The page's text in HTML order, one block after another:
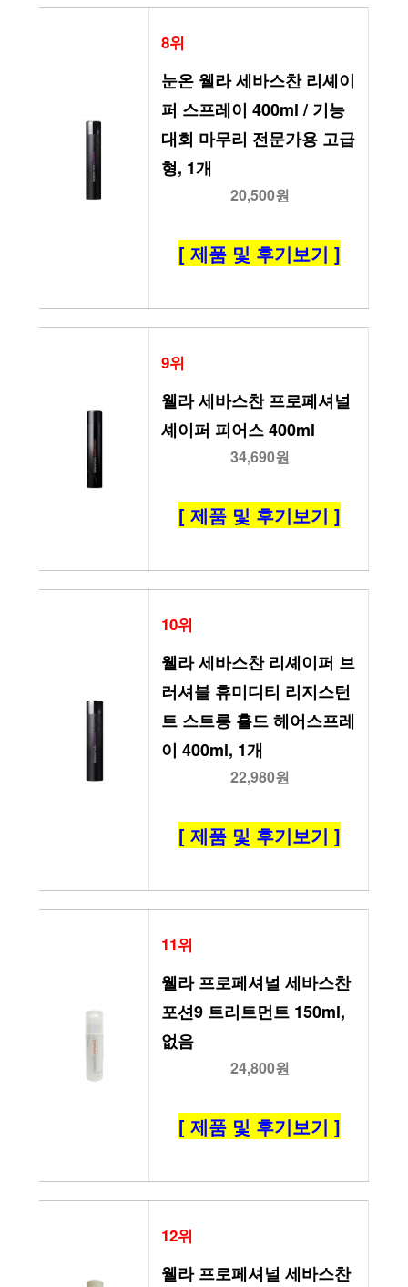
8위
눈온 웰라 세바스찬 리셰이
퍼 스프레이 400ml / 기능
대회 마무리 전문가용 고급
형, 1개
20,500원
[ 제품 및 후기보기 ]
9위
웰라 세바스찬 프로페셔널
셰이퍼 피어스 400ml
34,690원
[ 제품 및 후기보기 ]
10위
웰라 세바스찬 리셰이퍼 브
러셔블 휴미디티 리지스턴
트 스트롱 홀드 헤어스프레
이 400ml, 1개
22,980원
[ 제품 및 후기보기 ]
11위
웰라 프로페셔널 세바스찬
포션9 트리트먼트 150ml,
없음
24,800원
[ 제품 및 후기보기 ]
12위
웰라 프로페셔널 세바스찬